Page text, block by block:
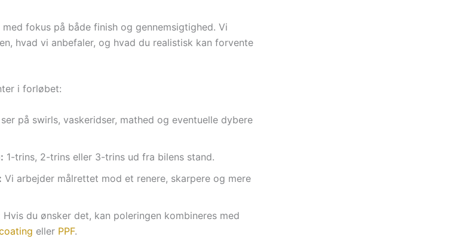
fokus på både finish og gennemsigtighed. Vi
hvad vi anbefaler, og hvad du realistisk kan forvente
i forløbet:
på swirls, vaskeridser, mathed og eventuelle dybere
1-trins, 2-trins eller 3-trins ud fra bilens stand.
Vi arbejder målrettet mod et renere, skarpere og mere
Hvis du ønsker det, kan poleringen kombineres med
eller PPF.